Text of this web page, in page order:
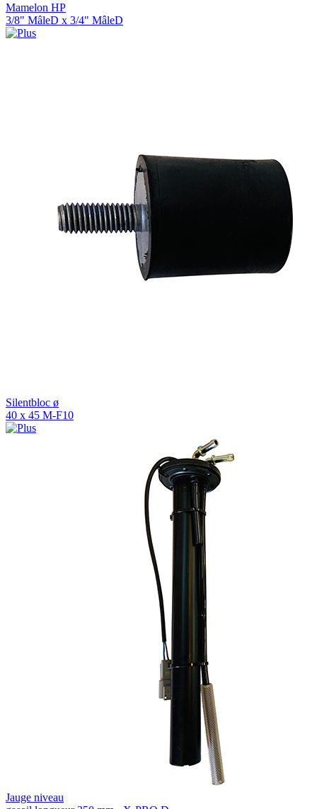
Mamelon HP
3/8" MâleD x 3/4" MâleD
Silentbloc ø
40 x 45 M-F10
Jauge niveau